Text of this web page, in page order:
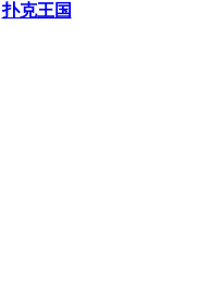
扑克王国